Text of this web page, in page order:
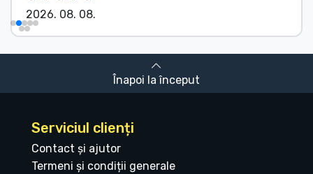
2026. 08. 08.
Înapoi la început
Serviciul clienți
Contact și ajutor
Termeni și condiții generale